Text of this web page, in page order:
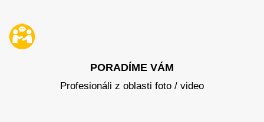
PORADÍME VÁM
Profesionáli z oblasti foto / video